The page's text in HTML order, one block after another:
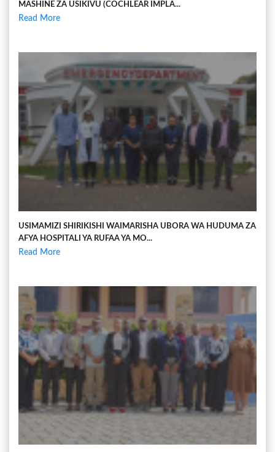
MASHINE ZA USIKIVU (COCHLEAR IMPLA...
Read More
USIMAMIZI SHIRIKISHI WAIMARISHA UBORA WA HUDUMA ZA
AFYA HOSPITALI YA RUFAA YA MO...
Read More